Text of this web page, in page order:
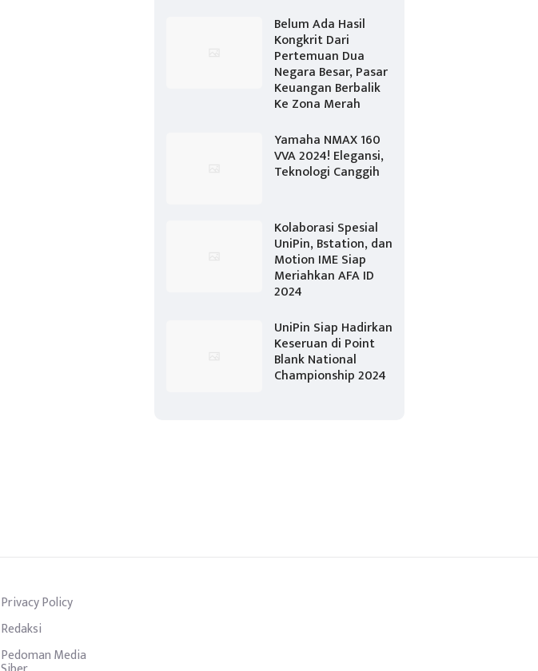
Belum Ada Hasil
Kongkrit Dari
Pertemuan Dua
Negara Besar, Pasar
Keuangan Berbalik
Ke Zona Merah
Yamaha NMAX 160
VVA 2024! Elegansi,
Teknologi Canggih
Kolaborasi Spesial
UniPin, Bstation, dan
Motion IME Siap
Meriahkan AFA ID
2024
UniPin Siap Hadirkan
Keseruan di Point
Blank National
Championship 2024
Privacy Policy
Redaksi
Pedoman Media